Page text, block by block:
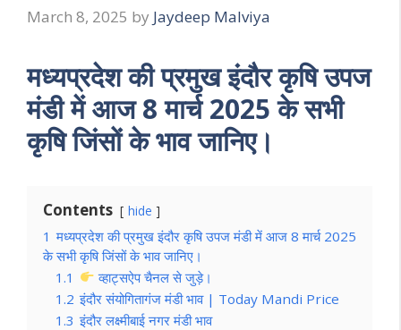
March 8, 2025 by Jaydeep Malviya
मध्यप्रदेश की प्रमुख इंदौर कृषि उपज
मंडी में आज 8 मार्च 2025 के सभी
कृषि जिंसों के भाव जानिए।
Contents hide
1 मध्यप्रदेश की प्रमुख इंदौर कृषि उपज मंडी में आज 8 मार्च 2025
के सभी कृषि जिंसों के भाव जानिए।
1.1
व्हाट्सऐप चैनल से जुड़े।
1.2 इंदौर संयोगितागंज मंडी भाव | Today Mandi Price
1.3 इंदौर लक्ष्मीबाई नगर मंडी भाव